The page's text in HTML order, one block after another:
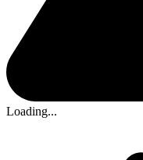
Loading...